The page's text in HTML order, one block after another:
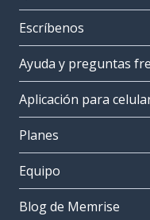
Escríbenos
Ayuda y preguntas
Aplicación para
Planes
Equipo
Blog de Memrise